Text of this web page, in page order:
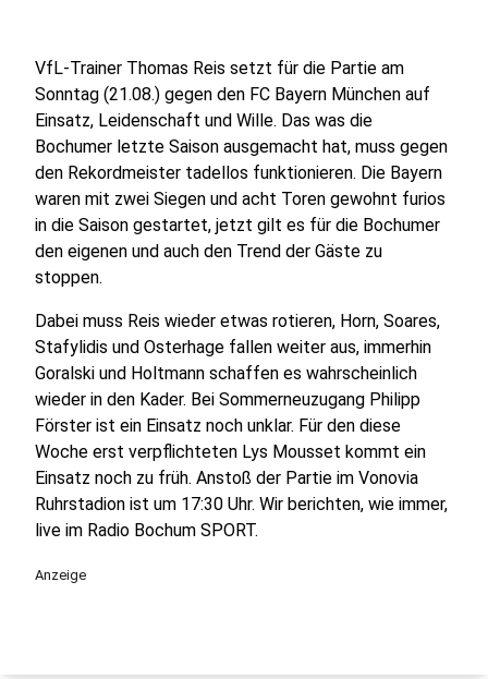
VfL-Trainer Thomas Reis setzt für die Partie am
Sonntag (21.08.) gegen den FC Bayern München auf
Einsatz, Leidenschaft und Wille. Das was die
Bochumer letzte Saison ausgemacht hat, muss gegen
den Rekordmeister tadellos funktionieren. Die Bayern
waren mit zwei Siegen und acht Toren gewohnt furios
in die Saison gestartet, jetzt gilt es für die Bochumer
den eigenen und auch den Trend der Gäste zu
stoppen.
Dabei muss Reis wieder etwas rotieren, Horn, Soares,
Stafylidis und Osterhage fallen weiter aus, immerhin
Goralski und Holtmann schaffen es wahrscheinlich
wieder in den Kader. Bei Sommerneuzugang Philipp
Förster ist ein Einsatz noch unklar. Für den diese
Woche erst verpflichteten Lys Mousset kommt ein
Einsatz noch zu früh. Anstoß der Partie im Vonovia
Ruhrstadion ist um 17:30 Uhr. Wir berichten, wie immer,
live im Radio Bochum SPORT.
Anzeige